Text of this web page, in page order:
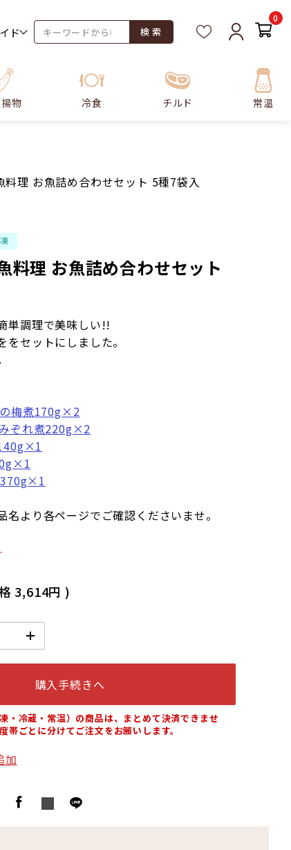
ド 検 索
0
物 冷食 チルド 常温
料理 お魚詰め合わせセット 5種7袋入
料理 お魚詰め合わせセット
単調理で美味しい!!
セットにしました。
の梅煮170g×2
ぞれ煮220g×2
370g×1
より各ページでご確認くださいませ。
3,614円 )
購入手続きへ
・冷蔵・常温）の商品は、まとめて決済できませ
帯ごとに分けてご注文をお願いします。
加